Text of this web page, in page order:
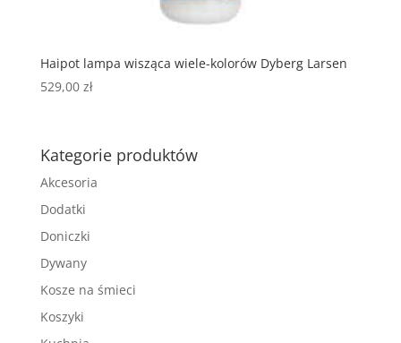
Haipot lampa wisząca wiele-kolorów Dyberg Larsen
529,00 zł
Kategorie produktów
Akcesoria
Dodatki
Doniczki
Dywany
Kosze na śmieci
Koszyki